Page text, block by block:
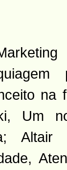
na
Um
Altair